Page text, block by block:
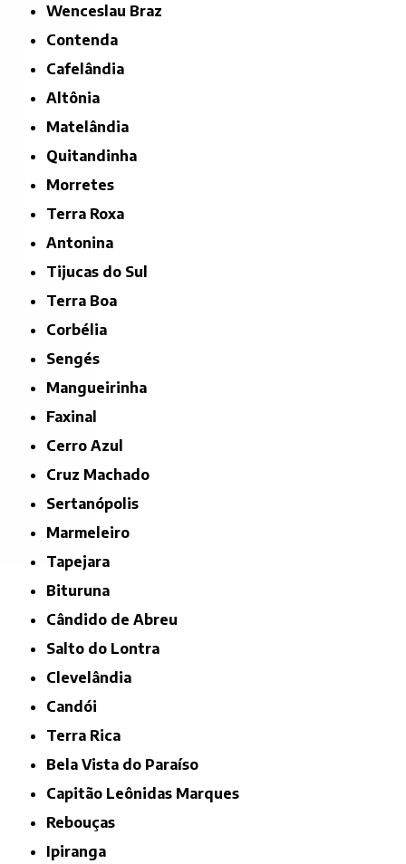
Wenceslau Braz
Contenda
Cafelândia
Altônia
Matelândia
Quitandinha
Morretes
Terra Roxa
Antonina
Tijucas do Sul
Terra Boa
Corbélia
Sengés
Mangueirinha
Faxinal
Cerro Azul
Cruz Machado
Sertanópolis
Marmeleiro
Tapejara
Bituruna
Cândido de Abreu
Salto do Lontra
Clevelândia
Candói
Terra Rica
Bela Vista do Paraíso
Capitão Leônidas Marques
Rebouças
Ipiranga